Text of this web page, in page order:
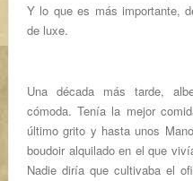
Y lo que es más importante,
de luxe.
Una década más tarde,
cómoda. Tenía la mejor
último grito y hasta unos
boudoir alquilado en el que
Nadie diría que cultivaba el